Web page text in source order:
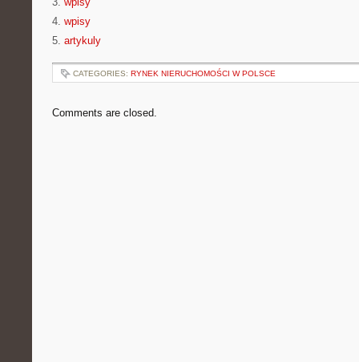
4. wpisy
5. artykuly
CATEGORIES: RYNEK NIERUCHOMOŚCI W POLSCE
Comments are closed.